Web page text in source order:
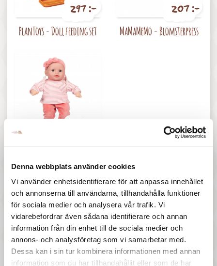
Denna webbplats använder cookies
Vi använder enhetsidentifierare för att anpassa innehållet
och annonserna till användarna, tillhandahålla funktioner
för sociala medier och analysera vår trafik. Vi
vidarebefordrar även sådana identifierare och annan
information från din enhet till de sociala medier och
annons- och analysföretag som vi samarbetar med.
Dessa kan i sin tur kombinera informationen med annan
information som du har tillhandahållit eller som de har
297 :-
PlanToys - Doll feeding set
207 :-
MaMaMeMo - Blomsterpress
MaMaMeMo - Docka Ida,
30cm
16 andra produkter i samma kategori: